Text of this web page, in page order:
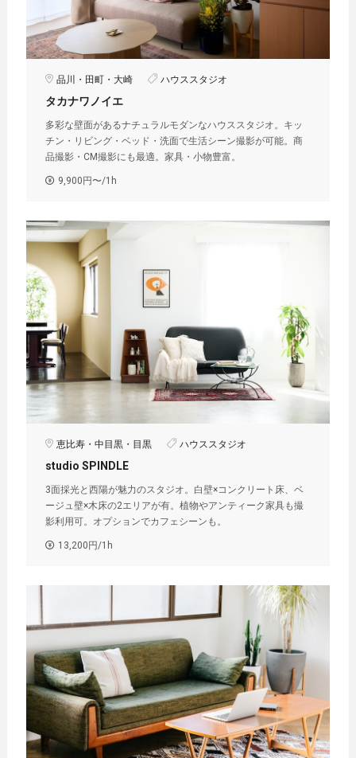
品川・田町・大崎 ハウススタジオ
タカナワノイエ︎
多彩な壁面があるナチュラルモダンなハウススタジオ。キッ
チン・リビング・ベッド・洗面で生活シーン撮影が可能。商
品撮影・CM撮影にも最適。家具・小物豊富。
9,900円〜/1h
恵比寿・中目黒・目黒 ハウススタジオ
studio SPINDLE
3面採光と西陽が魅力のスタジオ。白壁×コンクリート床、ベ
ージュ壁×木床の2エリアが有。植物やアンティーク家具も撮
影利用可。オプションでカフェシーンも。
13,200円/1h